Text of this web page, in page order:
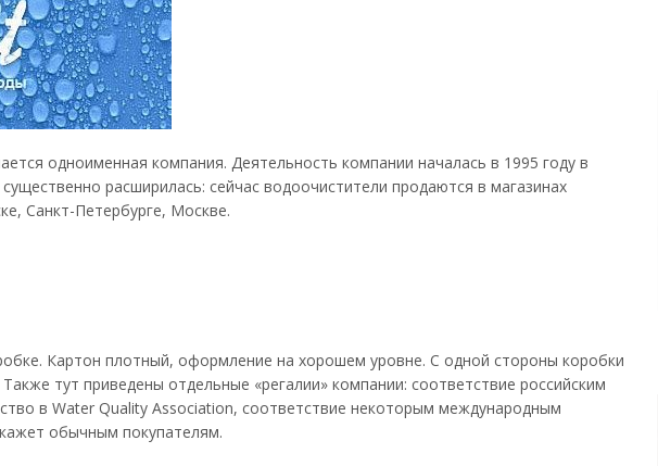
одноименная компания. Деятельность компании началась в 1995 году в
расширилась: сейчас водоочистители продаются в магазинах
Санкт-Петербурге, Москве.
Картон плотный, оформление на хорошем уровне. С одной стороны коробки
тут приведены отдельные «регалии» компании: соответствие российским
в Water Quality Association, соответствие некоторым международным
обычным покупателям.